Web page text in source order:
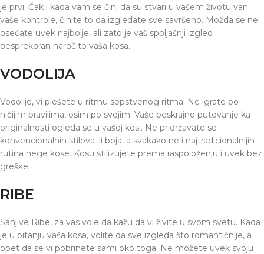
je prvi. Čak i kada vam se čini da su stvari u vašem životu van
vaše kontrole, činite to da izgledate sve savršeno. Možda se ne
osećate uvek najbolje, ali zato je vaš spoljašnji izgled
besprekoran naročito vaša kosa.
VODOLIJA
Vodolije, vi plešete u ritmu sopstvenog ritma. Ne igrate po
ničijim pravilima, osim po svojim. Vaše beskrajno putovanje ka
originalnosti ogleda se u vašoj kosi. Ne pridržavate se
konvencionalnih stilova ili boja, a svakako ne i najtradicionalnijih
rutina nege kose. Kosu stilizujete prema raspoloženju i uvek bez
greške.
RIBE
Sanjive Ribe, za vas vole da kažu da vi živite u svom svetu. Kada
je u pitanju vaša kosa, volite da sve izgleda što romantičnije, a
opet da se vi pobrinete sami oko toga. Ne možete uvek svoju